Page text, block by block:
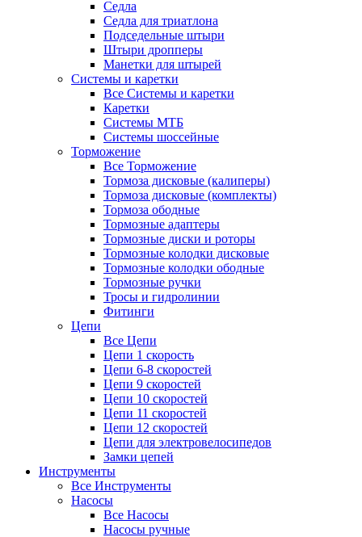
Седла
Седла для триатлона
Подседельные штыри
Штыри дропперы
Манетки для штырей
Системы и каретки
Все Системы и каретки
Каретки
Системы МТБ
Системы шоссейные
Торможение
Все Торможение
Тормоза дисковые (калиперы)
Тормоза дисковые (комплекты)
Тормоза ободные
Тормозные адаптеры
Тормозные диски и роторы
Тормозные колодки дисковые
Тормозные колодки ободные
Тормозные ручки
Тросы и гидролинии
Фитинги
Цепи
Все Цепи
Цепи 1 скорость
Цепи 6-8 скоростей
Цепи 9 скоростей
Цепи 10 скоростей
Цепи 11 скоростей
Цепи 12 скоростей
Цепи для электровелосипедов
Замки цепей
Инструменты
Все Инструменты
Насосы
Все Насосы
Насосы ручные